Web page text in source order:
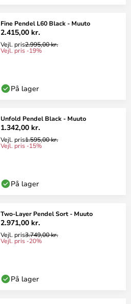
Fine Pendel L60 Black - Muuto
2.415,00 kr.
Vejl. pris2.995,00 kr.
Vejl. pris -19%
På lager
Unfold Pendel Black - Muuto
1.342,00 kr.
Vejl. pris1.595,00 kr.
Vejl. pris -15%
På lager
Two-Layer Pendel Sort - Muuto
2.971,00 kr.
Vejl. pris3.749,00 kr.
Vejl. pris -20%
På lager